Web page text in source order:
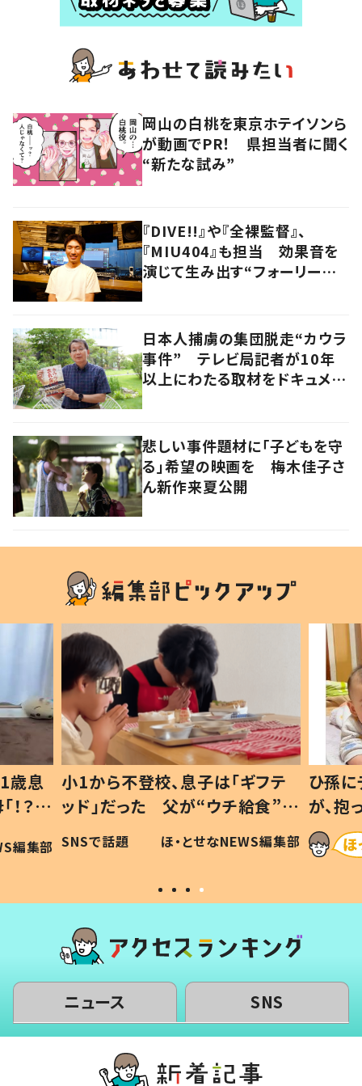
岡山の白桃を東京ホテイソンら
が動画でPR！ 県担当者に聞く
“新たな試み”
『DIVE!!』や『全裸監督』、
『MIU404』も担当 効果音を
演じて生み出す“フォーリーア
日本人捕虜の集団脱走“カウラ
事件” テレビ局記者が10年
以上にわたる取材をドキュメン
悲しい事件題材に「子どもを守
る」希望の映画を 梅木佳子さ
ん新作来夏公開
歳息
？」
編集部
小1から不登校、息子は「ギフテ
ッド」だった 父が“ウチ給食”を
作り続ける理由とは #令和の親
#令和の子
SNSで話題 ほ・とせなNEWS編集部
ひ孫
が、
「涙が
い」
ニュース SNS